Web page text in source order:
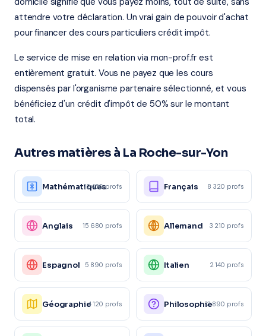
attendre votre déclaration. Un vrai gain de pouvoir d'achat
pour financer des cours particuliers crédit impôt.
Le service de mise en relation via mon-prof.fr est
entièrement gratuit. Vous ne payez que les cours
dispensés par l'organisme partenaire sélectionné, et vous
bénéficiez d'un crédit d'impôt de 50% sur le montant
total.
Autres matières à La Roche-sur-Yon
Mathématiques
12 450 profs Français 8 320 profs
Anglais 15 680 profs Allemand 3 210 profs
Espagnol 5 890 profs Italien 2 140 profs
Géographie4 120 profs Philosophie3 890 profs